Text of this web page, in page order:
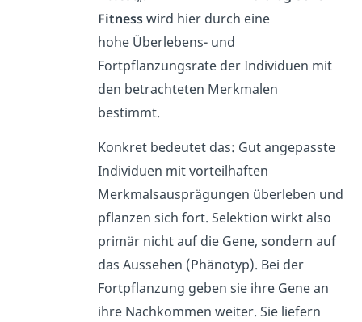
Fitnesswird hier durch eine
hohe Überlebens- und
Fortpflanzungsrate der Individuen mit
den betrachteten Merkmalen
bestimmt.
Konkret bedeutet das: Gut angepasste
Individuen mit vorteilhaften
Merkmalsausprägungen überleben und
pflanzen sich fort. Selektion wirkt also
primär nicht auf die Gene, sondern auf
das Aussehen (Phänotyp). Bei der
Fortpflanzung geben sie ihre Gene an
ihre Nachkommen weiter. Sie liefern